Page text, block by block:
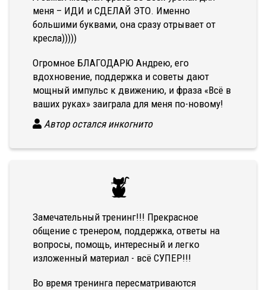
меня – ИДИ и СДЕЛАЙ ЭТО. Именно
большими буквами, она сразу отрывает от
кресла)))))
Огромное БЛАГОДАРЮ Андрею, его
вдохновение, поддержка и советы дают
мощный импульс к движению, и фраза «Всё в
ваших руках» заиграла для меня по-новому!
Автор остался инкогнито
Замечательный тренинг!!! Прекрасное
общение с тренером, поддержка, ответы на
вопросы, помощь, интересный и легко
изложенный материал - всё СУПЕР!!!
Во время тренинга пересматриваются